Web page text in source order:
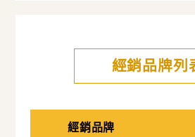
經銷品牌列
經銷品牌